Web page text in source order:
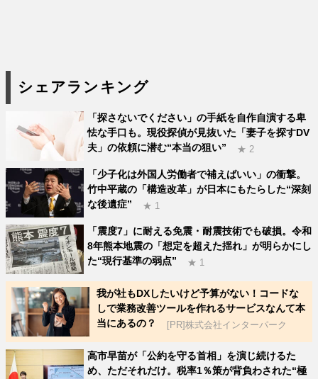
シェアランキング
「探さないでください」の手紙を自作自演する卑
怯な手口も。現役探偵が見抜いた「妻子を探すDV
夫」の依頼に潜む“本当の狙い”
★ 2
「少子化は外国人労働者で補えばいい」の衝撃。
竹中平蔵の「構造改革」が日本にもたらした“深刻
な後遺症”
★ 1
「震度7」に耐える免震・耐震技術でも破損。令和
8年熊本地震の「想定を超えた揺れ」が明らかにし
た“現行基準の弱点”
★ 1
我が社もDXしたいけど予算がない！コードな
しで業務改善ツールを作れるサービスなんて本
当にあるの？
[PR]株式会社インターパーク
高市早苗が「公約を守る首相」を演じ続けるた
め、ただそれだけ。税率1％策が背負わされた“極